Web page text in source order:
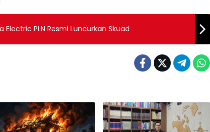
Electric PLN Resmi Luncurkan Skuad